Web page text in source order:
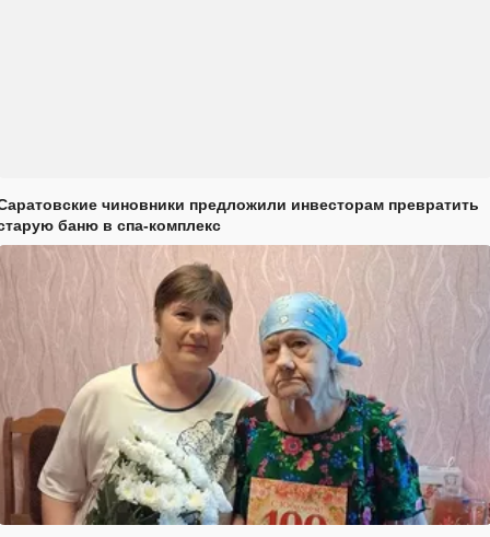
чиновники предложили инвесторам превратить
баню в спа-комплекс